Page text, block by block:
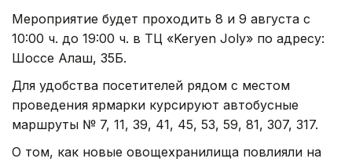
Мероприятие будет проходить 8 и 9 августа с
10:00 ч. до 19:00 ч. в ТЦ «Keryen Joly» по адресу:
Шоссе Алаш, 35Б.
Для удобства посетителей рядом с местом
проведения ярмарки курсируют автобусные
маршруты № 7, 11, 39, 41, 45, 53, 59, 81, 307, 317.
О том, как новые овощехранилища повлияли на